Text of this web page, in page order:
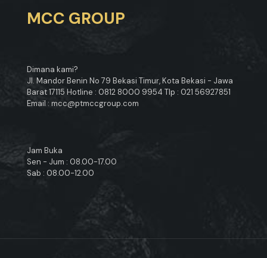
MCC GROUP
Dimana kami?
Jl. Mandor Benin No 79 Bekasi Timur, Kota Bekasi - Jawa
Barat 17115 Hotline : 0812 8000 9954 Tlp : 021 56927851
Email : mcc@ptmccgroup.com
Jam Buka
Sen - Jum : 08.00-17.00
Sab : 08.00-12.00